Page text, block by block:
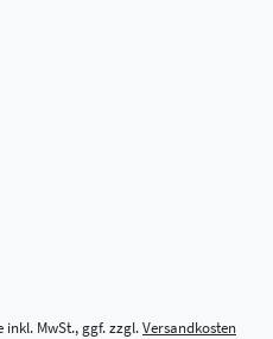
inkl. MwSt., ggf. zzgl.Versandkosten